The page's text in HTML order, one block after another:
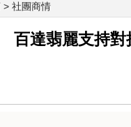
> 社團商情
百達翡麗支持